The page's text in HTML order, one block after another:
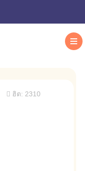
ฮิต: 2310